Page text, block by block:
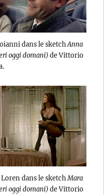
dans le sketchAnna
oggi domani)de Vittorio
dans le sketch Mara
oggi domani)de Vittorio